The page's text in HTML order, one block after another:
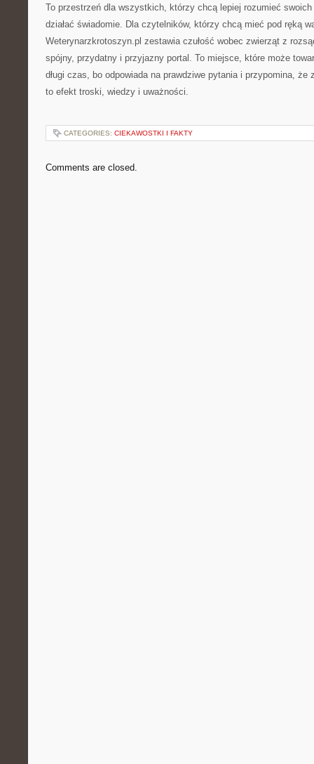
To przestrzeń dla wszystkich, którzy chcą lepiej rozumieć
działać świadomie. Dla czytelników, którzy chcą mieć pod ręką
Weterynarzkrotoszyn.pl zestawia czułość wobec zwierząt z
spójny, przydatny i przyjazny portal. To miejsce, które może
długi czas, bo odpowiada na prawdziwe pytania i przypomina, że
to efekt troski, wiedzy i uważności.
CATEGORIES: CIEKAWOSTKI I FAKTY
Comments are closed.